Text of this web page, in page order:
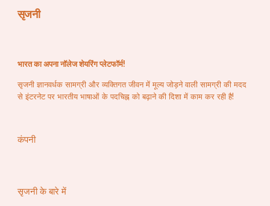
सृजनी
भारत का अपना नॉलेज शेयरिंग प्लेटफॉर्म!
सृजनी ज्ञानवर्धक सामग्री और व्यक्तिगत जीवन में मूल्य जोड़ने वाली सामग्री की मदद
से इंटरनेट पर भारतीय भाषाओं के पदचिह्न को बढ़ाने की दिशा में काम कर रही है!
कंपनी
सृजनी के बारे में